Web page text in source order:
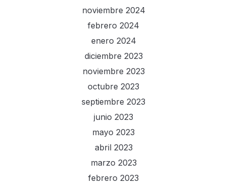
noviembre 2024
febrero 2024
enero 2024
diciembre 2023
noviembre 2023
octubre 2023
septiembre 2023
junio 2023
mayo 2023
abril 2023
marzo 2023
febrero 2023